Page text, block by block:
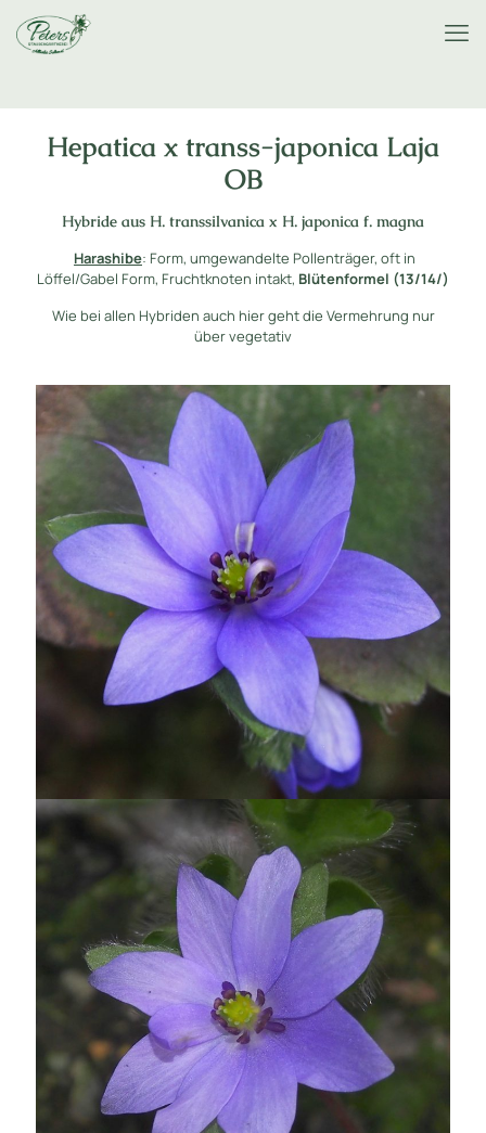
Hepatica x transs-japonica Laja
OB
Hybride aus H. transsilvanica x H. japonica f. magna
Harashibe: Form, umgewandelte Pollenträger, oft in
Löffel/Gabel Form, Fruchtknoten intakt, Blütenformel (13/14/)
Wie bei allen Hybriden auch hier geht die Vermehrung nur
über vegetativ